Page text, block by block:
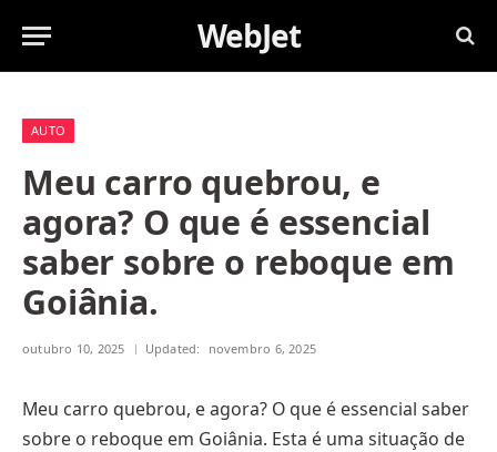
WebJet
AUTO
Meu carro quebrou, e
agora? O que é essencial
saber sobre o reboque em
Goiânia.
outubro 10, 2025 Updated: novembro 6, 2025
Meu carro quebrou, e agora? O que é essencial saber
sobre o reboque em Goiânia. Esta é uma situação de